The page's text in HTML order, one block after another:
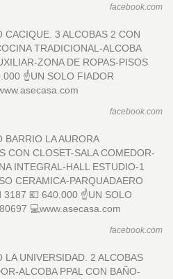
facebook.com
CACIQUE. 3 ALCOBAS 2 CON
TRADICIONAL-ALCOBA
ZONA DE ROPAS-PISOS
☝️UN SOLO FIADOR
facebook.com
BARRIO LA AURORA
CON CLOSET-SALA COMEDOR-
INTEGRAL-HALL ESTUDIO-1
CERAMICA-PARQUADAERO
3187 💶 640.000 ☝️UN SOLO
💻www.asecasa.com
facebook.com
LA UNIVERSIDAD. 2 ALCOBAS
ALCOBA PPAL CON BAÑO-